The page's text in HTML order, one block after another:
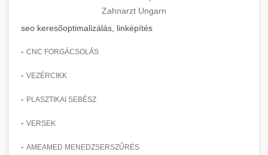
Zahnarzt Ungarn
seo keresőoptimalizálás, linképítés
- CNC FORGÁCSOLÁS
- VEZÉRCIKK
- PLASZTIKAI SEBÉSZ
- VERSEK
- AMEAMED MENEDZSERSZŰRÉS